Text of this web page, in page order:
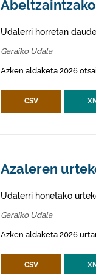
Udalerri horretan
Garaiko Udala
Azken aldaketa 2026
CSV
Azaleren
Udalerri honetako
Garaiko Udala
Azken aldaketa 2026
CSV